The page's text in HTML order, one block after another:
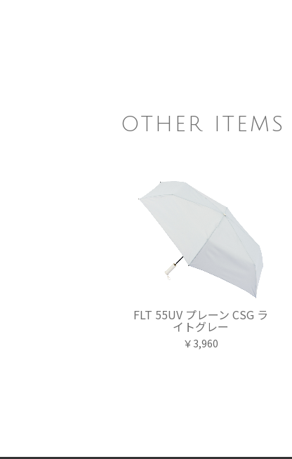
OTHER ITEMS
FLT 55UV プレーン CSG ラ
イトグレー
￥3,960